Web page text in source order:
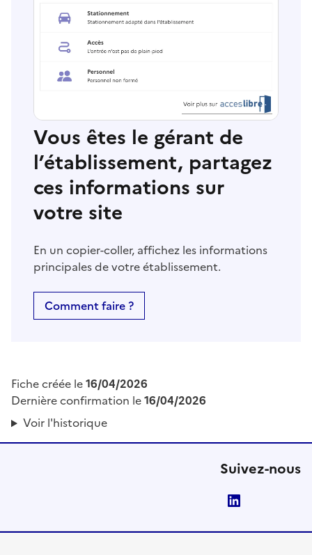
Vous êtes le gérant de
l’établissement, partagez
ces informations sur
votre site
En un copier-coller, affichez les informations
principales de votre établissement.
Comment faire ?
Fiche créée le16/04/2026
Dernière confirmation le16/04/2026
Voir l'historique
Suivez-nous